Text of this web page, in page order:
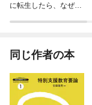
に転生したら、なぜか
同じ作者の本